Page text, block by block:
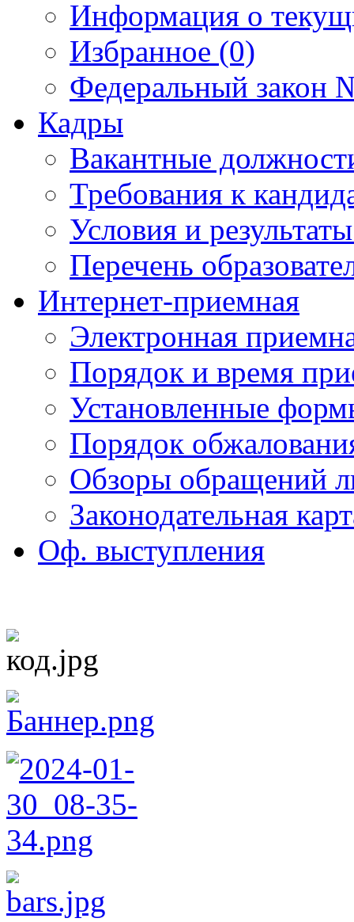
Информация о
Избранное (0)
Федеральный закон
Кадры
Вакантные
Требования к
Условия и
Перечень
Интернет-приемная
Электронная
Порядок и время
Установленные
Порядок
Обзоры обращений
Законодательная
Оф. выступления